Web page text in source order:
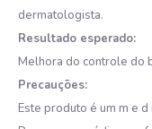
dermatologista.
Resultado esperado:
Melhora do controle do
Precauções:
Este produto é um m e